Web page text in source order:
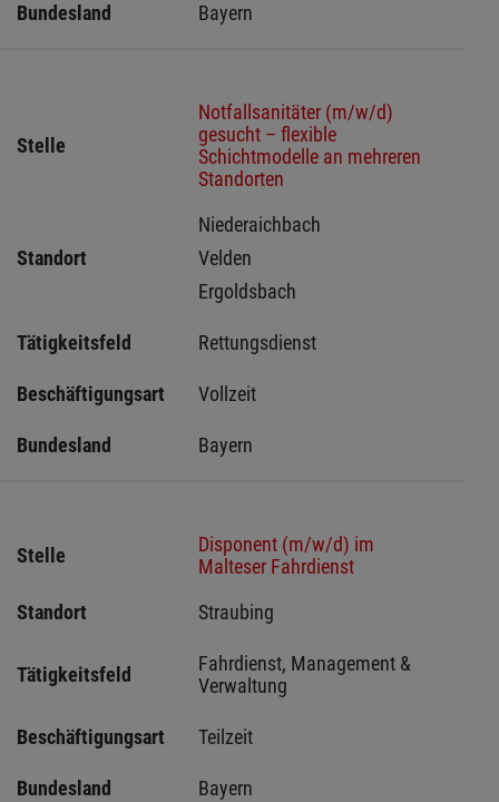
Bundesland Bayern
Stelle
Notfallsanitäter (m/w/d)
gesucht – flexible
Schichtmodelle an mehreren
Standorten
Standort
Niederaichbach
Velden
Ergoldsbach
Tätigkeitsfeld Rettungsdienst
Beschäftigungsart Vollzeit
Bundesland Bayern
Stelle
Disponent (m/w/d) im
Malteser Fahrdienst
Standort
Straubing
Tätigkeitsfeld
Fahrdienst, Management &
Verwaltung
Beschäftigungsart Teilzeit
Bundesland Bayern